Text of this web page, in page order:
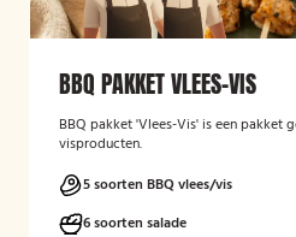
BBQ PAKKET VLEES-VIS
BBQ pakket 'Vlees-Vis' is een pakket
visproducten.
5 soorten BBQ vlees/vis
6 soorten salade